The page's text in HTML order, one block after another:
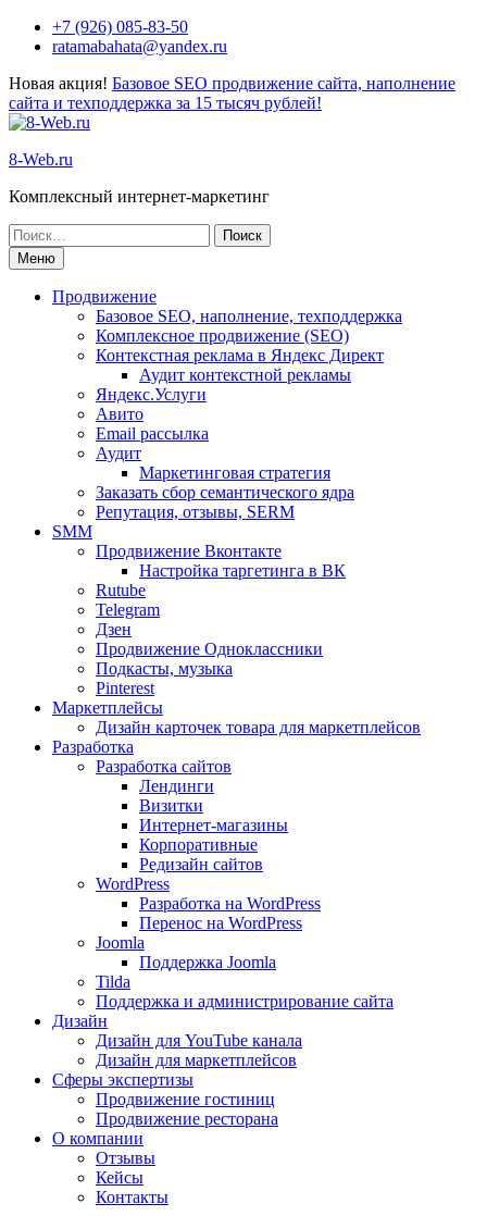
+7 (926) 085-83-50
ratamabahata@yandex.ru
Новая акция! Базовое SEO продвижение сайта, наполнение
сайта и техподдержка за 15 тысяч рублей!
8-Web.ru
Комплексный интернет-маркетинг
Меню
Продвижение
Базовое SEO, наполнение, техподдержка
Комплексное продвижение (SEO)
Контекстная реклама в Яндекс Директ
Аудит контекстной рекламы
Яндекс.Услуги
Авито
Email рассылка
Аудит
Маркетинговая стратегия
Заказать сбор семантического ядра
Репутация, отзывы, SERM
SMM
Продвижение Вконтакте
Настройка таргетинга в ВК
Rutube
Telegram
Дзен
Продвижение Одноклассники
Подкасты, музыка
Pinterest
Маркетплейсы
Дизайн карточек товара для маркетплейсов
Разработка
Разработка сайтов
Лендинги
Визитки
Интернет-магазины
Корпоративные
Редизайн сайтов
WordPress
Разработка на WordPress
Перенос на WordPress
Joomla
Поддержка Joomla
Tilda
Поддержка и администрирование сайта
Дизайн
Дизайн для YouTube канала
Дизайн для маркетплейсов
Сферы экспертизы
Продвижение гостиниц
Продвижение ресторана
О компании
Отзывы
Кейсы
Контакты